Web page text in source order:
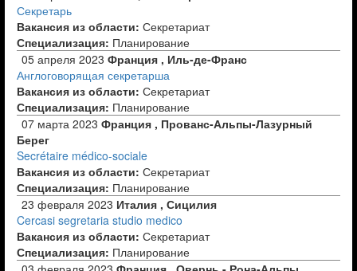
Секретарь
Вакансия из области: Секретариат
Специализация: Планирование
05 апреля 2023 Франция , Иль-де-Франс
Англоговорящая секретарша
Вакансия из области: Секретариат
Специализация: Планирование
07 марта 2023 Франция , Прованс-Альпы-Лазурный
Берег
Secrétaire médico-sociale
Вакансия из области: Секретариат
Специализация: Планирование
23 февраля 2023 Италия , Сицилия
Cercasi segretaria studio medico
Вакансия из области: Секретариат
Специализация: Планирование